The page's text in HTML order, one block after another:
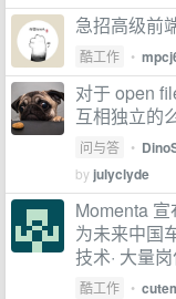
急招高级前
酷工作 •
对于 open
互相独立的
问与答 •
by julyclyde
Momenta 宣
为未来中国
技术· 大量
酷工作 •